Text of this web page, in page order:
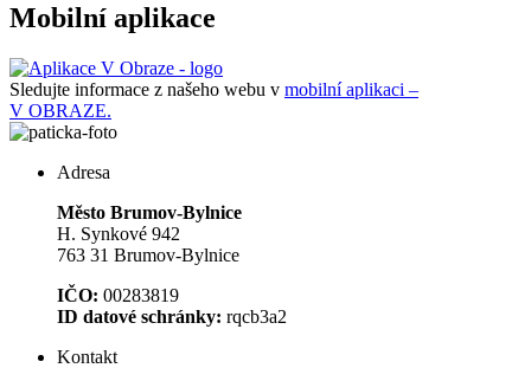
Mobilní aplikace
Sledujte informace z našeho webu v mobilní aplikaci –
V OBRAZE.
Adresa
Město Brumov-Bylnice
H. Synkové 942
763 31 Brumov-Bylnice
IČO: 00283819
ID datové schránky: rqcb3a2
Kontakt